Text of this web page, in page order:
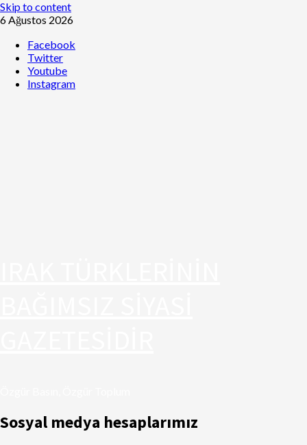
Skip to content
6 Ağustos 2026
Facebook
Twitter
Youtube
Instagram
Sosyal medya hesaplarımız